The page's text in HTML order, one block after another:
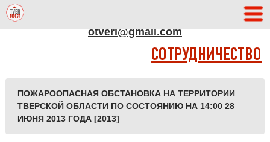
otveri@gmail.com
СОТРУДНИЧЕСТВО
ПОЖАРООПАСНАЯ ОБСТАНОВКА НА ТЕРРИТОРИИ
ТВЕРСКОЙ ОБЛАСТИ ПО СОСТОЯНИЮ НА 14:00 28
ИЮНЯ 2013 ГОДА [2013]